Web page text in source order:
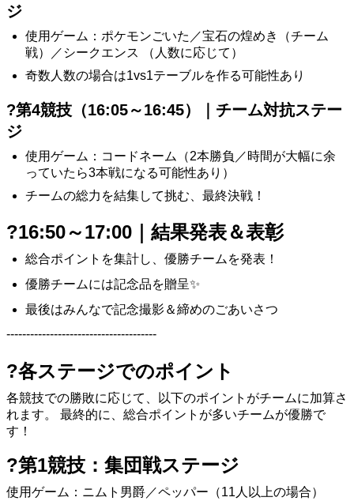
ジ
使用ゲーム：ポケモンごいた／宝石の煌めき（チーム
戦）／シークエンス （人数に応じて）
奇数人数の場合は1vs1テーブルを作る可能性あり
?第4競技（16:05～16:45）｜チーム対抗ステー
ジ
使用ゲーム：コードネーム（2本勝負／時間が大幅に余
っていたら3本戦になる可能性あり）
チームの総力を結集して挑む、最終決戦！
?16:50～17:00｜結果発表＆表彰
総合ポイントを集計し、優勝チームを発表！
優勝チームには記念品を贈呈✨
最後はみんなで記念撮影＆締めのごあいさつ
--------------------------------------
?各ステージでのポイント
各競技での勝敗に応じて、以下のポイントがチームに加算さ
れます。 最終的に、総合ポイントが多いチームが優勝で
す！
?第1競技：集団戦ステージ
使用ゲーム：ニムト男爵／ペッパー（11人以上の場合）